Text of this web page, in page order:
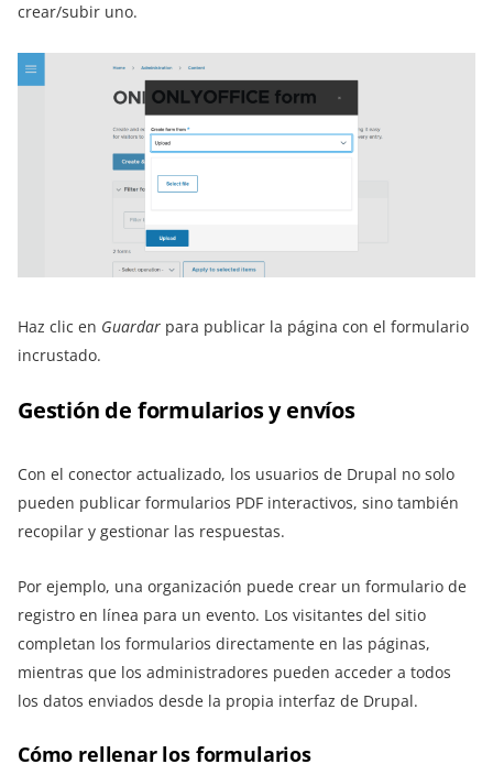
crear/subir uno.
Haz clic en Guardar para publicar la página con el formulario
incrustado.
Gestión de formularios y envíos
Con el conector actualizado, los usuarios de Drupal no solo
pueden publicar formularios PDF interactivos, sino también
recopilar y gestionar las respuestas.
Por ejemplo, una organización puede crear un formulario de
registro en línea para un evento. Los visitantes del sitio
completan los formularios directamente en las páginas,
mientras que los administradores pueden acceder a todos
los datos enviados desde la propia interfaz de Drupal.
Cómo rellenar los formularios